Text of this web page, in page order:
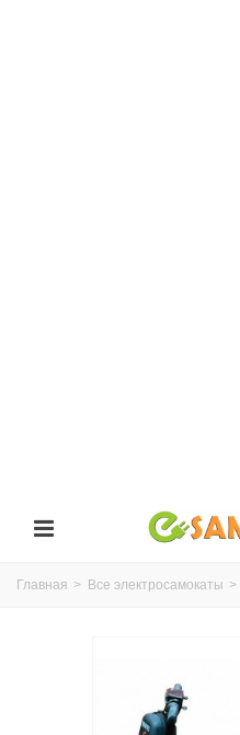
Главная > Все электросамокаты >